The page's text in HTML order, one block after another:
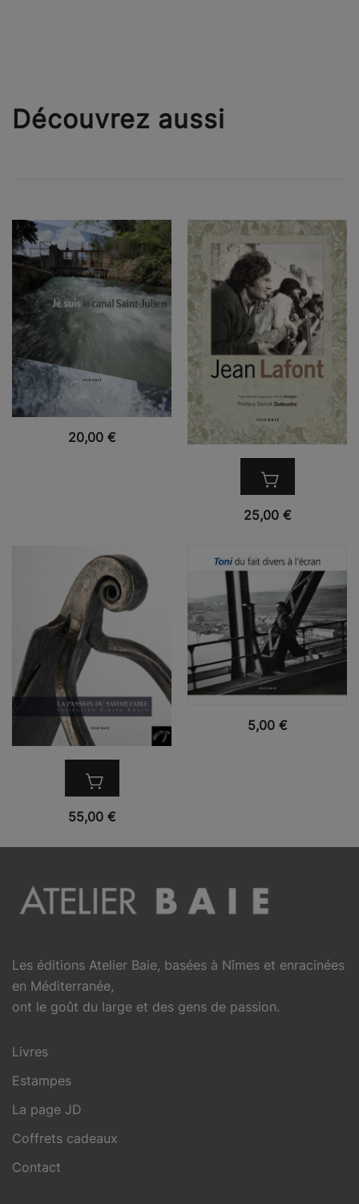
Découvrez aussi
VUE RAPIDE
20,00 €
VUE RAPIDE
25,00 €
VUE RAPIDE
55,00 €
VUE RAPIDE
5,00 €
Les éditions Atelier Baie, basées à Nîmes et enracinées
en Méditerranée,
ont le goût du large et des gens de passion.
Livres
Estampes
La page JD
Coffrets cadeaux
Contact